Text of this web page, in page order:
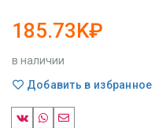
185.73K₽
в наличии
Добавить в избранное